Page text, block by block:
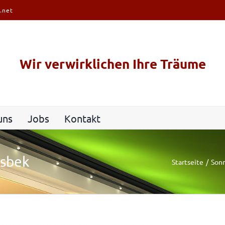
Wir verwirklichen Ihre Träume
Jobs Kontakt
Startseite